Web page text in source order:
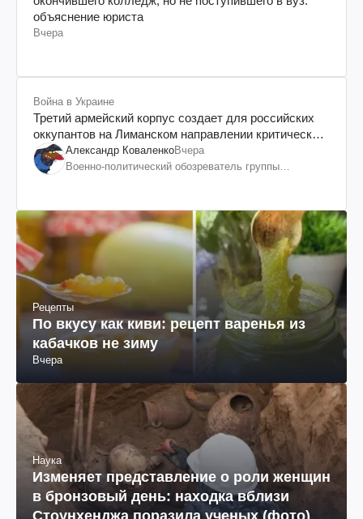
объяснение юриста
Вчера
Война в Украине
Третий армейский корпус создает для российских
оккупантов на Лиманском направлении критический
дискомфорт: как это удалось
Александр КоваленкоВчера
Военно-политический обозреватель группы
Рецепты
По вкусу как киви: рецепт варенья из
кабачков не зиму
Вчера
Наука
Изменяет представление о роли женщин
в бронзовый день: находка вблизи